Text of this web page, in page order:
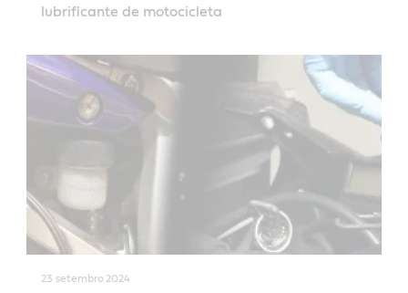
lubrificante de motocicleta
23 setembro 2024